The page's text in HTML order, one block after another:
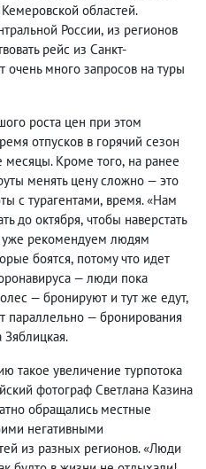
Кемеровской областей.
России, из регионов
рейс из Санкт-
очень много запросов на туры
роста цен при этом
отпусков в горячий сезон
месяцы. Кроме того, на ранее
менять цену сложно — это
с турагентами, время. «Нам
до октября, чтобы наверстать
рекомендуем людям
боятся, потому что идет
— люди пока
— бронируют и тут же едут,
параллельно — бронирования
такое увеличение турпотока
фотограф Светлана Казина
обращались местные
негативными
из разных регионов. «Люди